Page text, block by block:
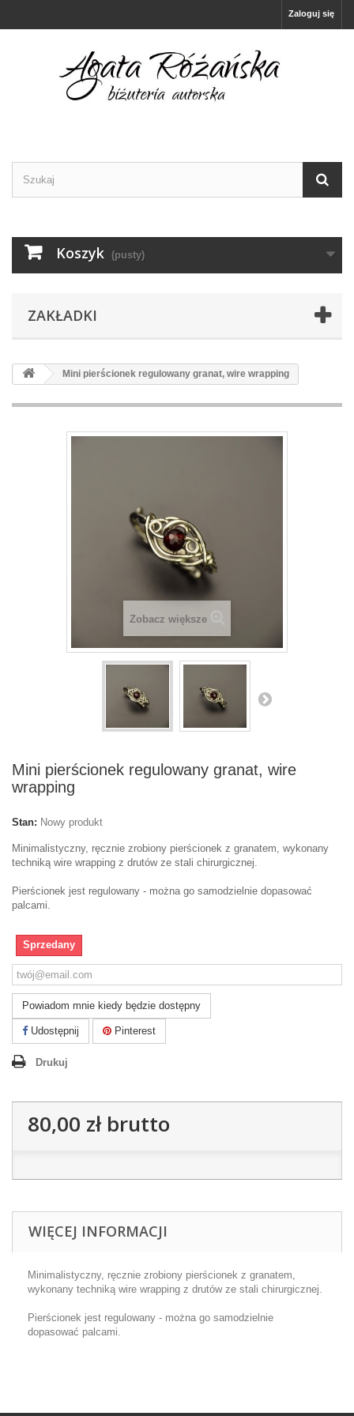
Zaloguj się
Koszyk (pusty)
ZAKŁADKI
Mini pierścionek regulowany granat, wire wrapping
Zobacz większe
Mini pierścionek regulowany granat, wire
wrapping
Stan: Nowy produkt
Minimalistyczny, ręcznie zrobiony pierścionek z granatem, wykonany
techniką wire wrapping z drutów ze stali chirurgicznej.
Pierścionek jest regulowany - można go samodzielnie dopasować
palcami.
Sprzedany
Powiadom mnie kiedy będzie dostępny
Udostępnij Pinterest
Drukuj
80,00 złbrutto
WIĘCEJ INFORMACJI
Minimalistyczny, ręcznie zrobiony pierścionek z granatem,
wykonany techniką wire wrapping z drutów ze stali chirurgicznej.
Pierścionek jest regulowany - można go samodzielnie
dopasować palcami.